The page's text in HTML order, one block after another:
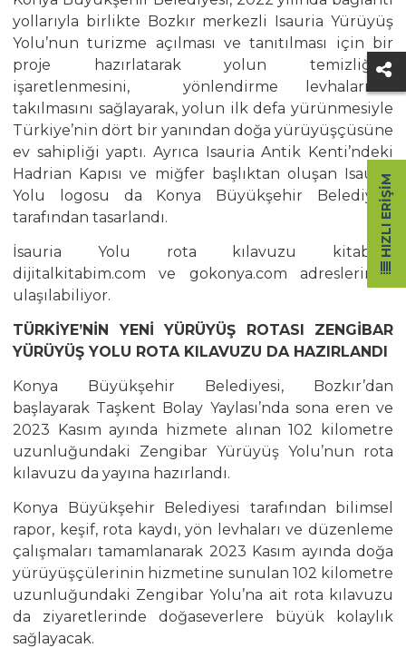
yollarıyla birlikte Bozkır merkezli Isauria Yürüyüş
Yolu’nun turizme açılması ve tanıtılması için bir
proje hazırlatarak yolun temizliğini,
işaretlenmesini, yönlendirme levhalarının
takılmasını sağlayarak, yolun ilk defa yürünmesiyle
Türkiye’nin dört bir yanından doğa yürüyüşçüsüne
ev sahipliği yaptı. Ayrıca Isauria Antik Kenti’ndeki
Hadrian Kapısı ve miğfer başlıktan oluşan Isauria
Yolu logosu da Konya Büyükşehir Belediyesi
tarafından tasarlandı.
İsauria Yolu rota kılavuzu kitabına
dijitalkitabim.com ve gokonya.com adreslerinde
ulaşılabiliyor.
TÜRKİYE’NİN YENİ YÜRÜYÜŞ ROTASI ZENGİBAR
YÜRÜYÜŞ YOLU ROTA KILAVUZU DA HAZIRLANDI
Konya Büyükşehir Belediyesi, Bozkır’dan
başlayarak Taşkent Bolay Yaylası’nda sona eren ve
2023 Kasım ayında hizmete alınan 102 kilometre
uzunluğundaki Zengibar Yürüyüş Yolu’nun rota
kılavuzu da yayına hazırlandı.
Konya Büyükşehir Belediyesi tarafından bilimsel
rapor, keşif, rota kaydı, yön levhaları ve düzenleme
çalışmaları tamamlanarak 2023 Kasım ayında doğa
yürüyüşçülerinin hizmetine sunulan 102 kilometre
uzunluğundaki Zengibar Yolu’na ait rota kılavuzu
da ziyaretlerinde doğaseverlere büyük kolaylık
sağlayacak.
HIZLI ERIŞIM